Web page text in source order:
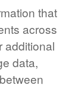
that
across
additional
data,